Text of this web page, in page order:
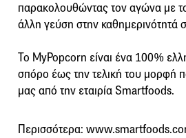
παρακολουθώντας τον αγώνα με
άλλη γεύση στην καθημερινότητά
Το MyPopcorn είναι ένα 100%
σπόρο έως την τελική του μορφή
μας από την εταιρία Smartfoods.
Περισσότερα: